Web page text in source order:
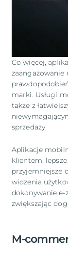
Co więcej,
zaangażowanie
marki. Usługi
także z
sprzedaży.
Aplikacje
klientem,
przyjemniejsze
widzenia
dokonywanie
zwiększając
M-